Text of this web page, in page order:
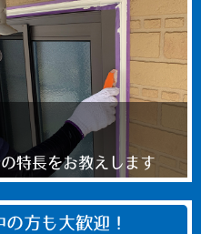
特長をお教えします
方も大歓迎！